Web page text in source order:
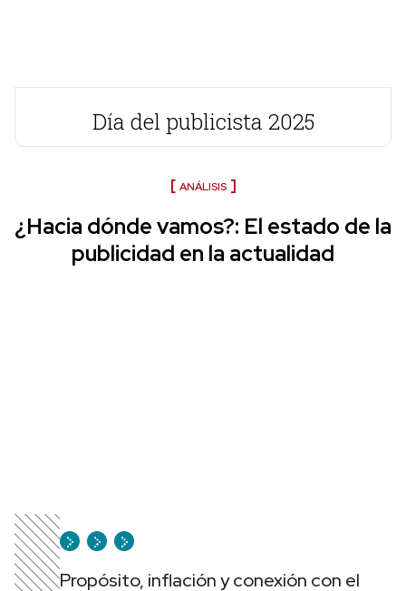
Día del publicista 2025
ANÁLISIS
¿Hacia dónde vamos?: El estado de la
publicidad en la actualidad
Propósito, inflación y conexión con el